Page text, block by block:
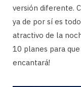
versión diferente.
ya de por sí es
atractivo de la
10 planes para
encantará!